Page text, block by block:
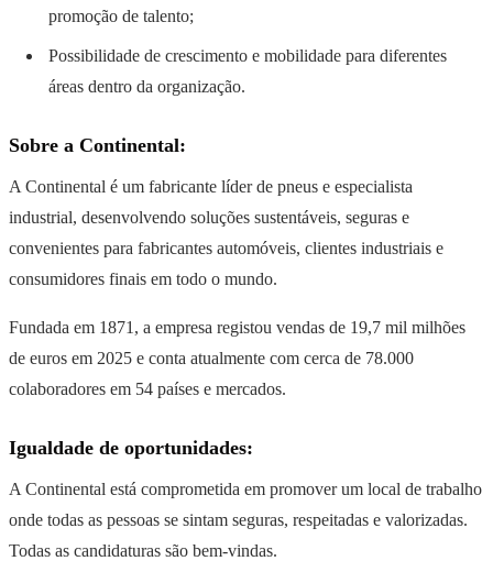
promoção de talento;
Possibilidade de crescimento e mobilidade para diferentes
áreas dentro da organização.
Sobre a Continental:
A Continental é um fabricante líder de pneus e especialista
industrial, desenvolvendo soluções sustentáveis, seguras e
convenientes para fabricantes automóveis, clientes industriais e
consumidores finais em todo o mundo.
Fundada em 1871, a empresa registou vendas de 19,7 mil milhões
de euros em 2025 e conta atualmente com cerca de 78.000
colaboradores em 54 países e mercados.
Igualdade de oportunidades:
A Continental está comprometida em promover um local de trabalho
onde todas as pessoas se sintam seguras, respeitadas e valorizadas.
Todas as candidaturas são bem-vindas.